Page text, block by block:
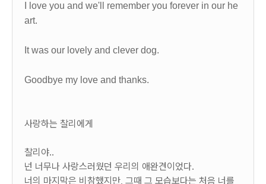
I love you and we'll remember you forever in our he
art.
It was our lovely and clever dog.
Goodbye my love and thanks.
사랑하는 찰리에게
찰리야..
넌 너무나 사랑스러웠던 우리의 애완견이었다.
너의 마지막은 비참했지만, 그때 그 모습보다는 처음 너를